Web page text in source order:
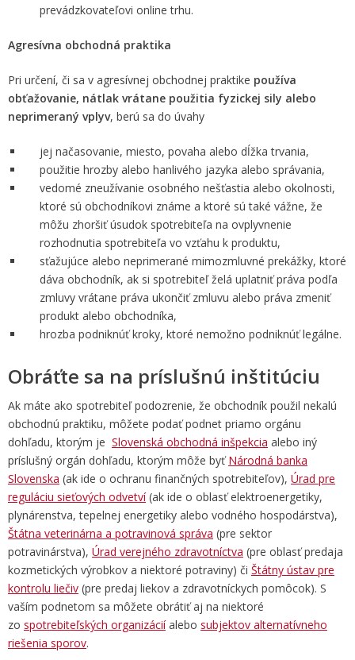
prevádzkovateľovi online trhu.
Agresívna obchodná praktika
Pri určení, či sa v agresívnej obchodnej praktike používa
obťažovanie, nátlak vrátane použitia fyzickej sily alebo
neprimeraný vplyv, berú sa do úvahy
jej načasovanie, miesto, povaha alebo dĺžka trvania,
použitie hrozby alebo hanlivého jazyka alebo správania,
vedomé zneužívanie osobného nešťastia alebo okolnosti,
ktoré sú obchodníkovi známe a ktoré sú také vážne, že
môžu zhoršiť úsudok spotrebiteľa na ovplyvnenie
rozhodnutia spotrebiteľa vo vzťahu k produktu,
sťažujúce alebo neprimerané mimozmluvné prekážky, ktoré
dáva obchodník, ak si spotrebiteľ želá uplatniť práva podľa
zmluvy vrátane práva ukončiť zmluvu alebo práva zmeniť
produkt alebo obchodníka,
hrozba podniknúť kroky, ktoré nemožno podniknúť legálne.
Obráťte sa na príslušnú inštitúciu
Ak máte ako spotrebiteľ podozrenie, že obchodník použil nekalú
obchodnú praktiku, môžete podať podnet priamo orgánu
dohľadu, ktorým je Slovenská obchodná inšpekcia alebo iný
príslušný orgán dohľadu, ktorým môže byťNárodná banka
Slovenska (ak ide o ochranu finančných spotrebiteľov), Úrad pre
reguláciu sieťových odvetví(ak ide o oblasť elektroenergetiky,
plynárenstva, tepelnej energetiky alebo vodného hospodárstva),
Štátna veterinárna a potravinová správa (pre sektor
potravinárstva), Úrad verejného zdravotníctva (pre oblasť predaja
kozmetických výrobkov a niektoré potraviny) či Štátny ústav pre
kontrolu liečiv (pre predaj liekov a zdravotníckych pomôcok). S
vaším podnetom sa môžete obrátiť aj na niektoré
zo spotrebiteľských organizáciíalebo subjektov alternatívneho
riešenia sporov.